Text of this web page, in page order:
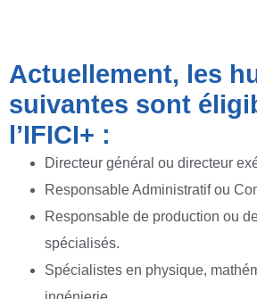
Actuellement, les
suivantes sont
l’IFICI+ :
Directeur général ou directeur
Responsable Administratif ou
Responsable de production ou
spécialisés.
Spécialistes en physique,